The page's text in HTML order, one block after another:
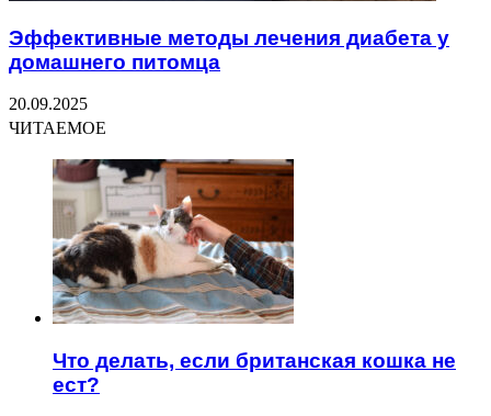
Эффективные методы лечения диабета у
домашнего питомца
20.09.2025
ЧИТАЕМОЕ
Что делать, если британская кошка не
ест?